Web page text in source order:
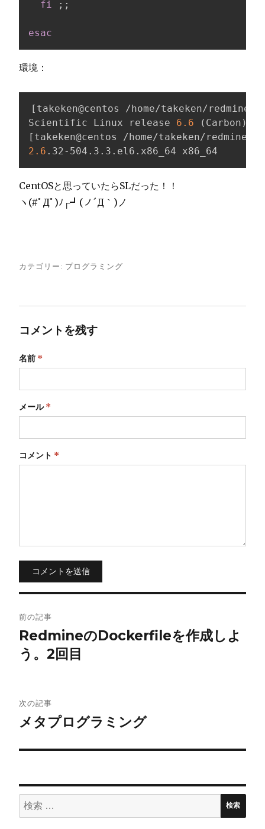
fi ; ;
esac
環境：
[ takeken@centos /home/takeken/redmine
Scientific Linux release 6.6 ( Carbon )
[ takeken@centos /home/takeken/redmine
2.6 .32-504.3.3.el6.x86_64 x86_64
CentOSと思っていたらSLだった！！
ヽ(#ﾟДﾟ)ﾉ┌┛(ノ´Д｀)ノ
カテゴリー: プログラミング
コメントを残す
名前 *
メール*
コメント *
コメントを送信
稿
ナ
ゲ
ー
シ
ョ
ン
前の記事
RedmineのDockerfileを作成しよ
う。2回目
次の記事
メタプログラミング
検
索:
検索